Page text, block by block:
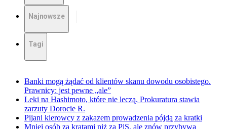
Najnowsze
Tagi
Banki mogą żądać od klientów skanu dowodu osobistego.
Prawnicy: jest pewne „ale”
Leki na Hashimoto, które nie leczą. Prokuratura stawia
zarzuty Dorocie R.
Pijani kierowcy z zakazem prowadzenia pójdą za kratki
Mniej osób za kratami niż za PiS, ale znów przybywa